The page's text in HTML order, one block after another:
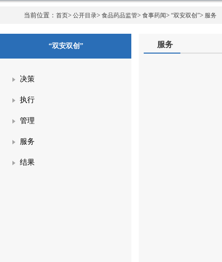
当前位置： 首页> 公开目录> 食品药品监管> 食事药闻> “双安双创”> 服务
“双安双创”
决策
执行
管理
服务
结果
服务